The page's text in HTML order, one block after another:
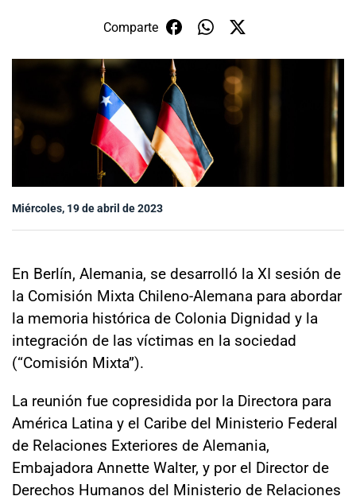
Servicios ciudadanos
Subsecretaría de Relaciones Económicas
Internacionales
Sala de prensa
modo claro
Comparte
Miércoles, 19 de abril de 2023
En Berlín, Alemania, se desarrolló la XI sesión de
la Comisión Mixta Chileno-Alemana para abordar
la memoria histórica de Colonia Dignidad y la
integración de las víctimas en la sociedad
(“Comisión Mixta”).
La reunión fue copresidida por la Directora para
América Latina y el Caribe del Ministerio Federal
de Relaciones Exteriores de Alemania,
Embajadora Annette Walter, y por el Director de
Derechos Humanos del Ministerio de Relaciones